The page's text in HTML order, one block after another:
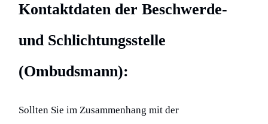
Kontaktdaten der Beschwerde-
und Schlichtungsstelle
(Ombudsmann):
Sollten Sie im Zusammenhang mit der